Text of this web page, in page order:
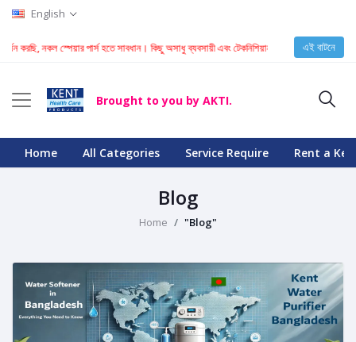
English
স্পেয়ার পার্স হতে সাবধান। কিছু অসাধু ব্যবসায়ী এবং টেকনিশিয়ান KENT মেশিনে নকল স্পেয়ার পার্স
এই বাটনে
Brought to you by AKTI.
Home All Categories Service Require Rent a
Blog
Home "Blog"